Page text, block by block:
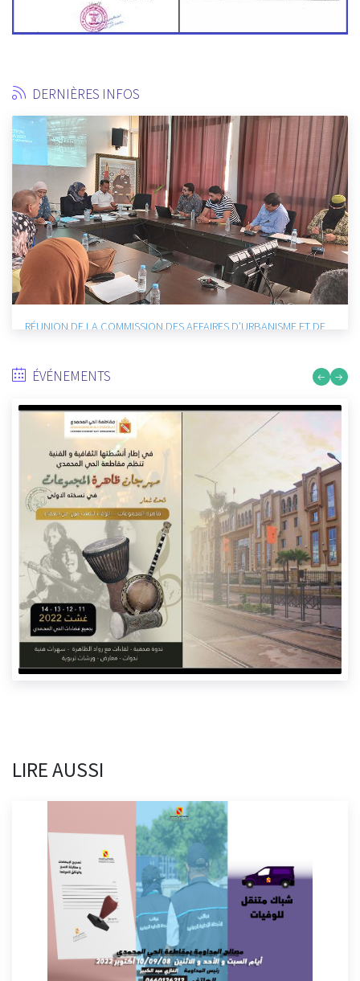
DERNIÈRES INFOS
RÉUNION DE LA COMMISSION DES AFFAIRES SOCIALES ET
ÉVÉNEMENTS